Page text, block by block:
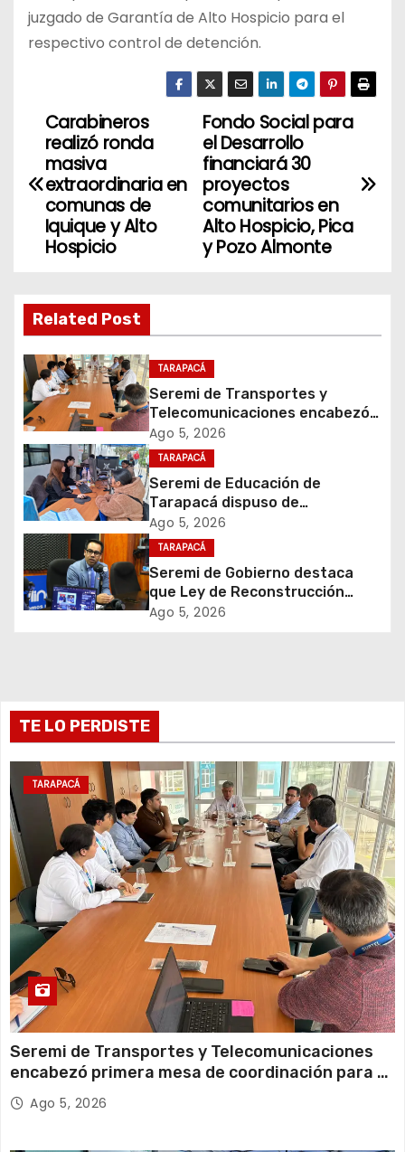
juzgado de Garantía de Alto Hospicio para el
respectivo control de detención.
N
a
a
c
i
ó
n
d
e
e
a
d
Fondo Social para
el Desarrollo
financiará 30
proyectos
comunitarios en
Alto Hospicio, Pica
y Pozo Almonte
Carabineros
realizó ronda
masiva
extraordinaria en
comunas de
Iquique y Alto
Hospicio
Related Post
TARAPACÁ
Seremi de Transportes y
Telecomunicaciones encabezó
primera mesa de coordinación
para el retiro de cables en
desuso en Iquique
Ago 5, 2026
TARAPACÁ
Seremi de Educación de
Tarapacá dispuso de
facilitadores para apoyar
proceso de Admisión Escolar
2027
Ago 5, 2026
TARAPACÁ
Seremi de Gobierno destaca
que Ley de Reconstrucción
Nacional impulsará la inversión
Ago 5, 2026
TE LO PERDISTE
TARAPACÁ
Seremi de Transportes y Telecomunicaciones
encabezó primera mesa de coordinación para el
retiro de cables en desuso en Iquique
Ago 5, 2026